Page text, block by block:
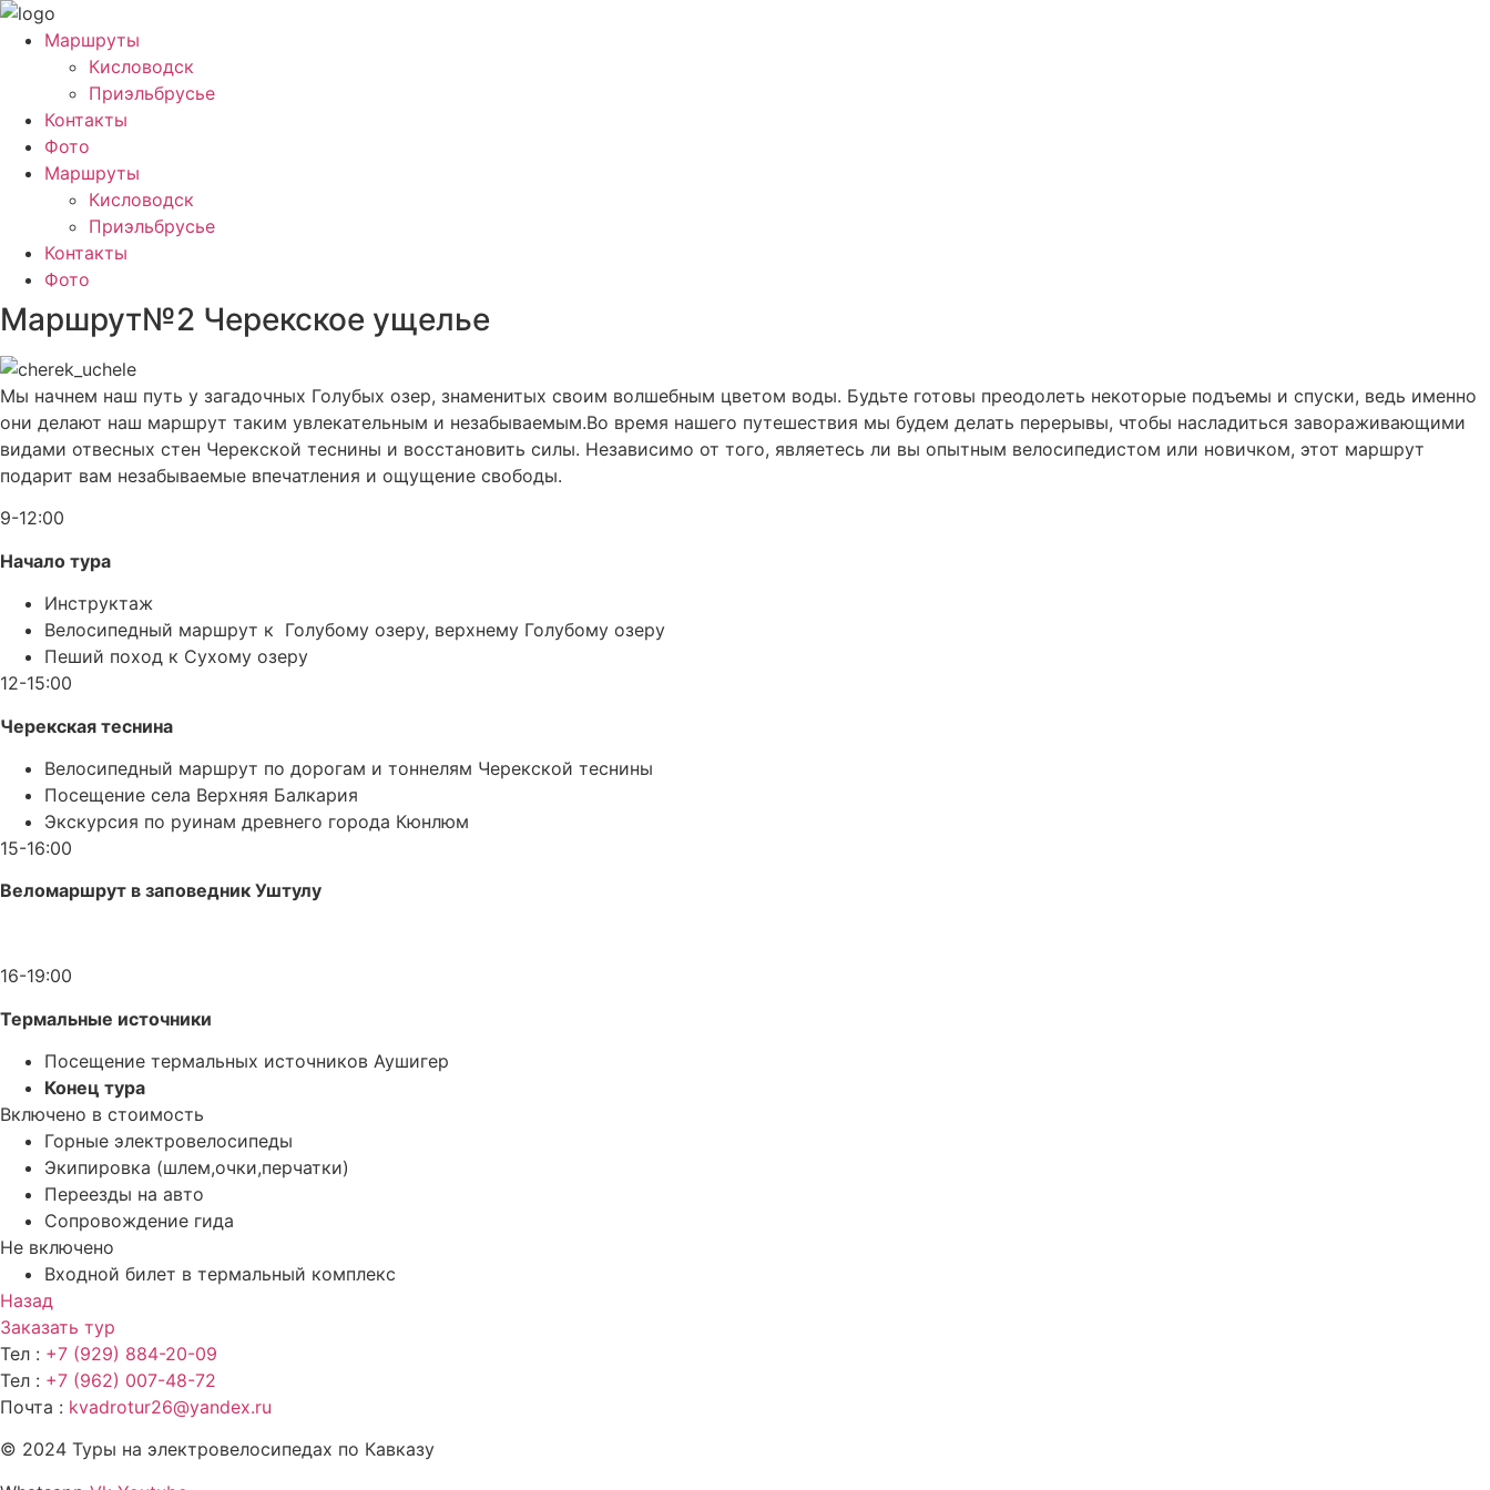
Маршруты
Кисловодск
Приэльбрусье
Контакты
Фото
Маршруты
Кисловодск
Приэльбрусье
Контакты
Фото
Маршрут№2 Черекское ущелье
Мы начнем наш путь у загадочных Голубых озер, знаменитых своим волшебным цветом воды. Будьте готовы преодолеть некоторые подъемы и спуски, ведь именно
они делают наш маршрут таким увлекательным и незабываемым.Во время нашего путешествия мы будем делать перерывы, чтобы насладиться завораживающими
видами отвесных стен Черекской теснины и восстановить силы. Независимо от того, являетесь ли вы опытным велосипедистом или новичком, этот маршрут
подарит вам незабываемые впечатления и ощущение свободы.
9-12:00
Начало тура
Инструктаж
Велосипедный маршрут к Голубому озеру, верхнему Голубому озеру
Пеший поход к Сухому озеру
12-15:00
Черекская теснина
Велосипедный маршрут по дорогам и тоннелям Черекской теснины
Посещение села Верхняя Балкария
Экскурсия по руинам древнего города Кюнлюм
15-16:00
Веломаршрут в заповедник Уштулу
16-19:00
Термальные источники
Посещение термальных источников Аушигер
Конец тура
Включено в стоимость
Горные электровелосипеды
Экипировка (шлем,очки,перчатки)
Переезды на авто
Сопровождение гида
Не включено
Входной билет в термальный комплекс
Назад
Заказать тур
Тел : +7 (929) 884-20-09
Тел : +7 (962) 007-48-72
Почта : kvadrotur26@yandex.ru
© 2024 Туры на электровелосипедах по Кавказу